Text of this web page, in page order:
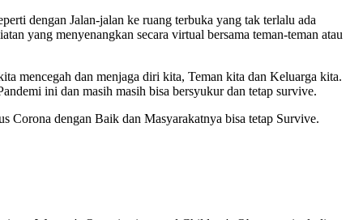
dengan Jalan-jalan ke ruang terbuka yang tak terlalu ada
yang menyenangkan secara virtual bersama teman-teman atau
mencegah dan menjaga diri kita, Teman kita dan Keluarga kita.
ini dan masih masih bisa bersyukur dan tetap survive.
Corona dengan Baik dan Masyarakatnya bisa tetap Survive.